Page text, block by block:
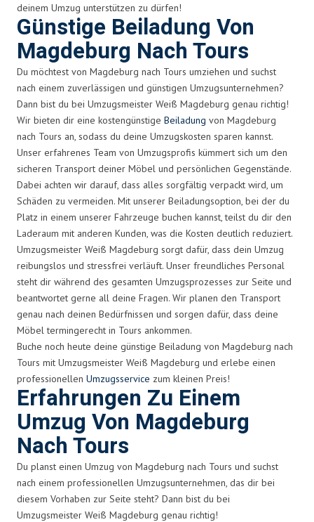
deinem Umzug unterstützen zu dürfen!
Günstige Beiladung Von
Magdeburg Nach Tours
Du möchtest von Magdeburg nach Tours umziehen und suchst
nach einem zuverlässigen und günstigen Umzugsunternehmen?
Dann bist du bei Umzugsmeister Weiß Magdeburg genau richtig!
Wir bieten dir eine kostengünstige Beiladung von Magdeburg
nach Tours an, sodass du deine Umzugskosten sparen kannst.
Unser erfahrenes Team von Umzugsprofis kümmert sich um den
sicheren Transport deiner Möbel und persönlichen Gegenstände.
Dabei achten wir darauf, dass alles sorgfältig verpackt wird, um
Schäden zu vermeiden. Mit unserer Beiladungsoption, bei der du
Platz in einem unserer Fahrzeuge buchen kannst, teilst du dir den
Laderaum mit anderen Kunden, was die Kosten deutlich reduziert.
Umzugsmeister Weiß Magdeburg sorgt dafür, dass dein Umzug
reibungslos und stressfrei verläuft. Unser freundliches Personal
steht dir während des gesamten Umzugsprozesses zur Seite und
beantwortet gerne all deine Fragen. Wir planen den Transport
genau nach deinen Bedürfnissen und sorgen dafür, dass deine
Möbel termingerecht in Tours ankommen.
Buche noch heute deine günstige Beiladung von Magdeburg nach
Tours mit Umzugsmeister Weiß Magdeburg und erlebe einen
professionellen Umzugsservice zum kleinen Preis!
Erfahrungen Zu Einem
Umzug Von Magdeburg
Nach Tours
Du planst einen Umzug von Magdeburg nach Tours und suchst
nach einem professionellen Umzugsunternehmen, das dir bei
diesem Vorhaben zur Seite steht? Dann bist du bei
Umzugsmeister Weiß Magdeburg genau richtig!